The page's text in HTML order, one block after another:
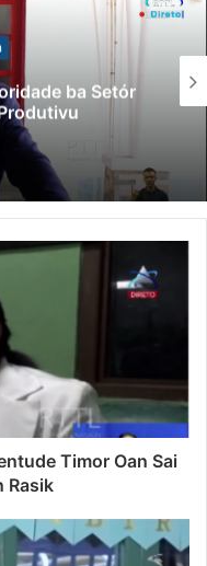
ba Setór
Timor Oan Sai
Rasik